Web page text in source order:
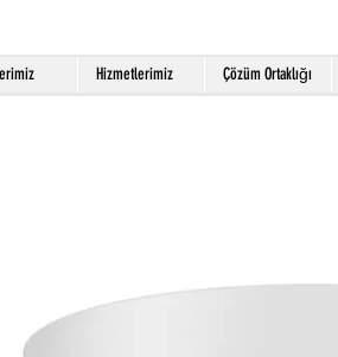
Hizmetlerimiz Çözüm Ortaklığı